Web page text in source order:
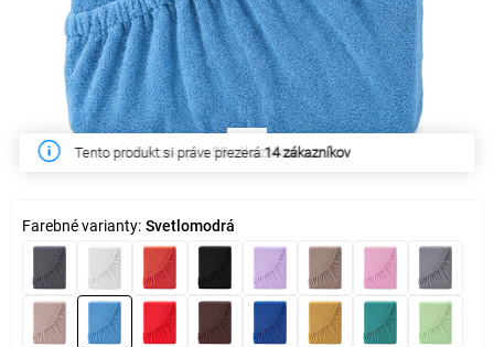
Tento týždeň zakúpilo55 zákazníkov
Farebné varianty: Svetlomodrá